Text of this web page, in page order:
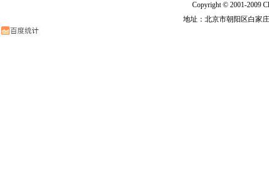
Copyright © 2001-2009
地址：北京市朝阳区白家